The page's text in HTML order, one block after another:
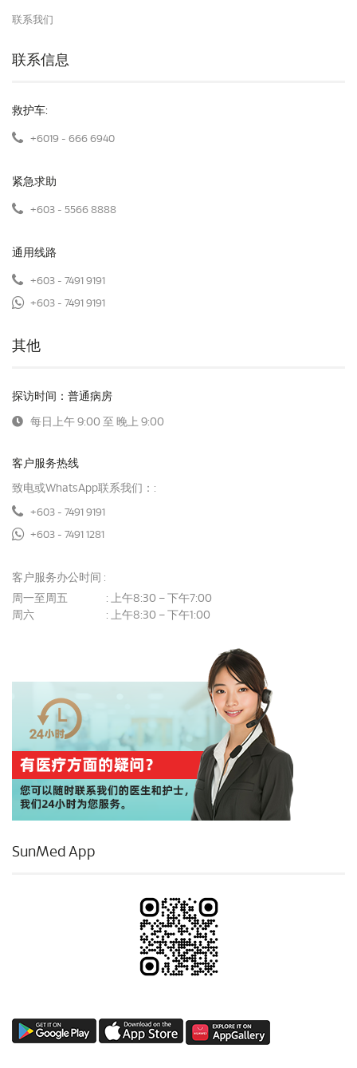
联系我们
联系信息
救护车:
+6019 - 666 6940
紧急求助
+603 - 5566 8888
通用线路
+603 - 7491 9191
+603 - 7491 9191
其他
探访时间：普通病房
每日上午 9:00 至 晚上 9:00
客户服务热线
致电或WhatsApp联系我们：:
+603 - 7491 9191
+603 - 7491 1281
客户服务办公时间 :
周一至周五
: 上午8:30 – 下午7:00
周六
: 上午8:30 – 下午1:00
SunMed App